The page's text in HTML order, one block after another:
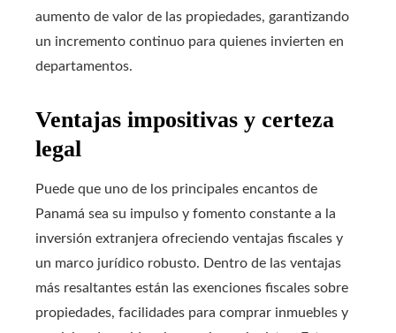
aumento de valor de las propiedades, garantizando
un incremento continuo para quienes invierten en
departamentos.
Ventajas impositivas y certeza
legal
Puede que uno de los principales encantos de
Panamá sea su impulso y fomento constante a la
inversión extranjera ofreciendo ventajas fiscales y
un marco jurídico robusto. Dentro de las ventajas
más resaltantes están las exenciones fiscales sobre
propiedades, facilidades para comprar inmuebles y